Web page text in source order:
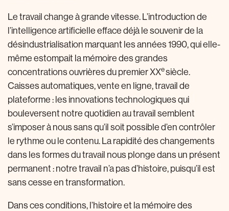
Le travail change à grande vitesse. L’introduction de
l’intelligence artificielle efface déjà le souvenir de la
désindustrialisation marquant les années 1990, qui elle-
même estompait la mémoire des grandes
concentrations ouvrières du premier XXesiècle.
Caisses automatiques, vente en ligne, travail de
plateforme : les innovations technologiques qui
bouleversent notre quotidien au travail semblent
s’imposer à nous sans qu’il soit possible d’en contrôler
le rythme ou le contenu. La rapidité des changements
dans les formes du travail nous plonge dans un présent
permanent : notre travail n’a pas d’histoire, puisqu’il est
sans cesse en transformation.
Dans ces conditions, l’histoire et la mémoire des